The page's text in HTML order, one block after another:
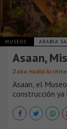
MUSEOS ARABIA
Asaan,
Zaha Hadid
Asaan, el
construcción